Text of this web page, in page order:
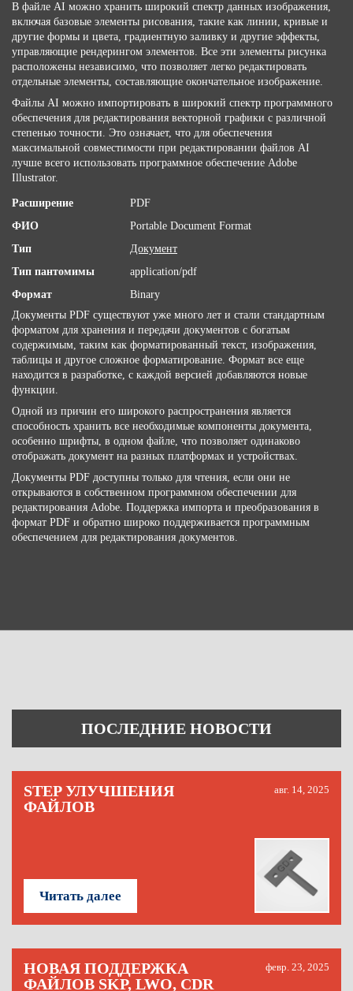
В файле AI можно хранить широкий спектр данных изображения,
включая базовые элементы рисования, такие как линии, кривые и
другие формы и цвета, градиентную заливку и другие эффекты,
управляющие рендерингом элементов. Все эти элементы рисунка
расположены независимо, что позволяет легко редактировать
отдельные элементы, составляющие окончательное изображение.
Файлы AI можно импортировать в широкий спектр программного
обеспечения для редактирования векторной графики с различной
степенью точности. Это означает, что для обеспечения
максимальной совместимости при редактировании файлов AI
лучше всего использовать программное обеспечение Adobe
Illustrator.
Расширение
PDF
ФИО
Portable Document Format
Тип
Документ
Тип пантомимы
application/pdf
Формат
Binary
Документы PDF существуют уже много лет и стали стандартным
форматом для хранения и передачи документов с богатым
содержимым, таким как форматированный текст, изображения,
таблицы и другое сложное форматирование. Формат все еще
находится в разработке, с каждой версией добавляются новые
функции.
Одной из причин его широкого распространения является
способность хранить все необходимые компоненты документа,
особенно шрифты, в одном файле, что позволяет одинаково
отображать документ на разных платформах и устройствах.
Документы PDF доступны только для чтения, если они не
открываются в собственном программном обеспечении для
редактирования Adobe. Поддержка импорта и преобразования в
формат PDF и обратно широко поддерживается программным
обеспечением для редактирования документов.
ПОСЛЕДНИЕ НОВОСТИ
STEP УЛУЧШЕНИЯ
ФАЙЛОВ
авг. 14, 2025
Читать далее
НОВАЯ ПОДДЕРЖКА
ФАЙЛОВ SKP, LWO, CDR
февр. 23, 2025